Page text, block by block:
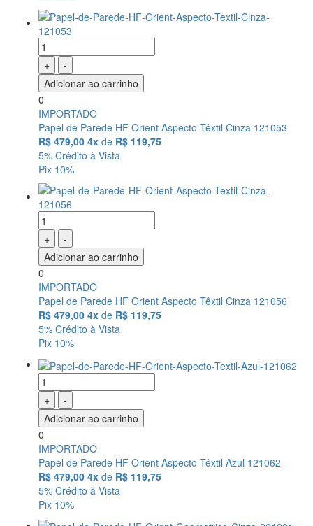
+
-
Adicionar ao carrinho
0
IMPORTADO
Papel de Parede HF Orient Aspecto Têxtil Cinza 121053
R$ 479,00 4x de R$ 119,75
5% Crédito à Vista
Pix 10%
+
-
Adicionar ao carrinho
0
IMPORTADO
Papel de Parede HF Orient Aspecto Têxtil Cinza 121056
R$ 479,00 4x de R$ 119,75
5% Crédito à Vista
Pix 10%
+
-
Adicionar ao carrinho
0
IMPORTADO
Papel de Parede HF Orient Aspecto Têxtil Azul 121062
R$ 479,00 4x de R$ 119,75
5% Crédito à Vista
Pix 10%